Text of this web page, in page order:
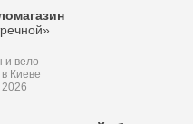
и вело-
Киеве